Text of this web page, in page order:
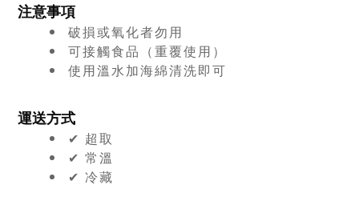
注意事項
破損或氧化者勿用
可接觸食品（重覆使用）
使用溫水加海綿清洗即可
運送方式
✔︎ 超取
✔︎ 常溫
✔︎ 冷藏